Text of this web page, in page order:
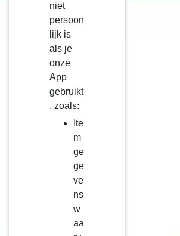
niet
persoon
lijk is
als je
onze
App
gebruikt
, zoals:
Ite
m
ge
ge
ve
ns
w
aa